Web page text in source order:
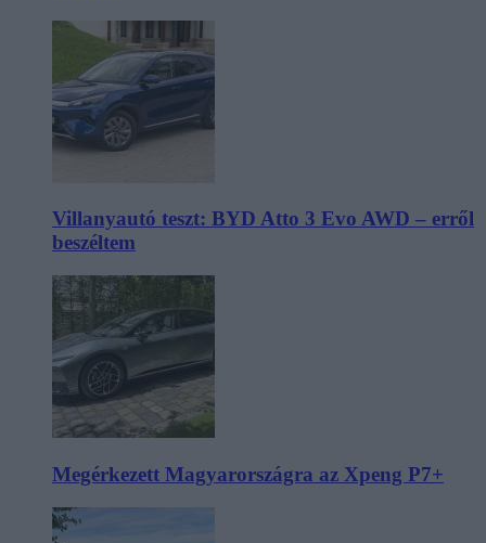
Villanyautó teszt: BYD Atto 3 Evo AWD – erről
beszéltem
Megérkezett Magyarországra az Xpeng P7+